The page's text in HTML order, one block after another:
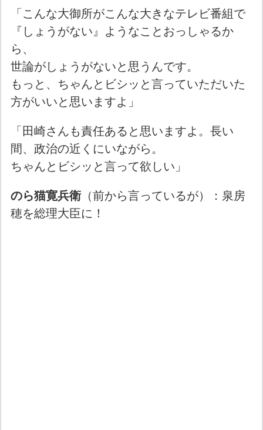
「こんな大御所がこんな大きなテレビ番組で
『しょうがない』ようなことおっしゃるか
ら、
世論がしょうがないと思うんです。
もっと、ちゃんとビシッと言っていただいた
方がいいと思いますよ」
「田崎さんも責任あると思いますよ。長い
間、政治の近くにいながら。
ちゃんとビシッと言って欲しい」
のら猫寛兵衛（前から言っているが）：泉房
穂を総理大臣に！